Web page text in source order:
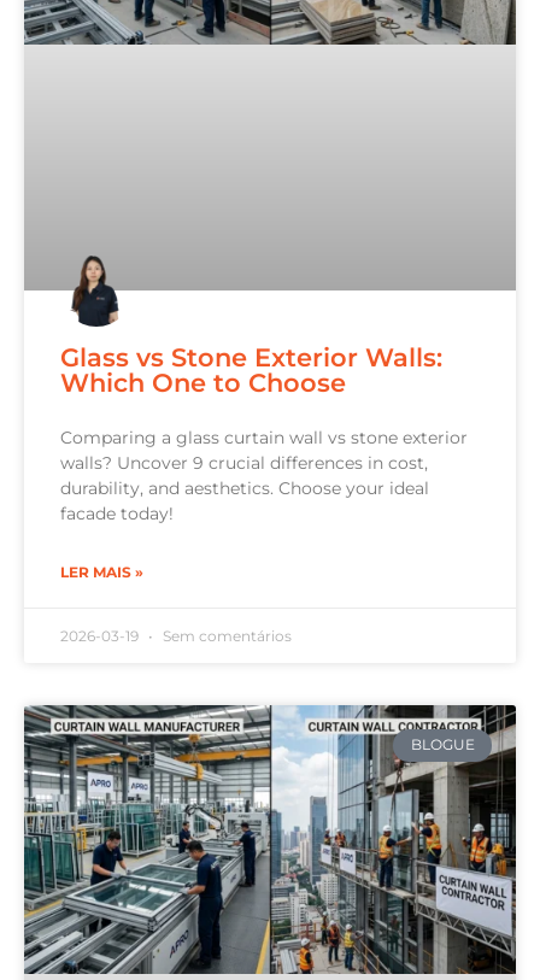
Glass vs Stone Exterior Walls:
Which One to Choose
Comparing a glass curtain wall vs stone exterior
walls? Uncover 9 crucial differences in cost,
durability, and aesthetics. Choose your ideal
facade today!
LER MAIS »
2026-03-19 Sem comentários
BLOGUE